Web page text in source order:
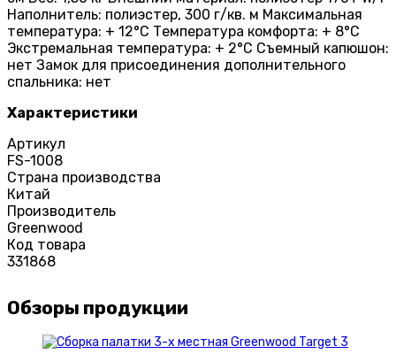
Наполнитель: полиэстер, 300 г/кв. м Максимальная
температура: + 12°C Температура комфорта: + 8°C
Экстремальная температура: + 2°C Съемный капюшон:
нет Замок для присоединения дополнительного
спальника: нет
Характеристики
Артикул
FS-1008
Страна производства
Китай
Производитель
Greenwood
Код товара
331868
Обзоры продукции